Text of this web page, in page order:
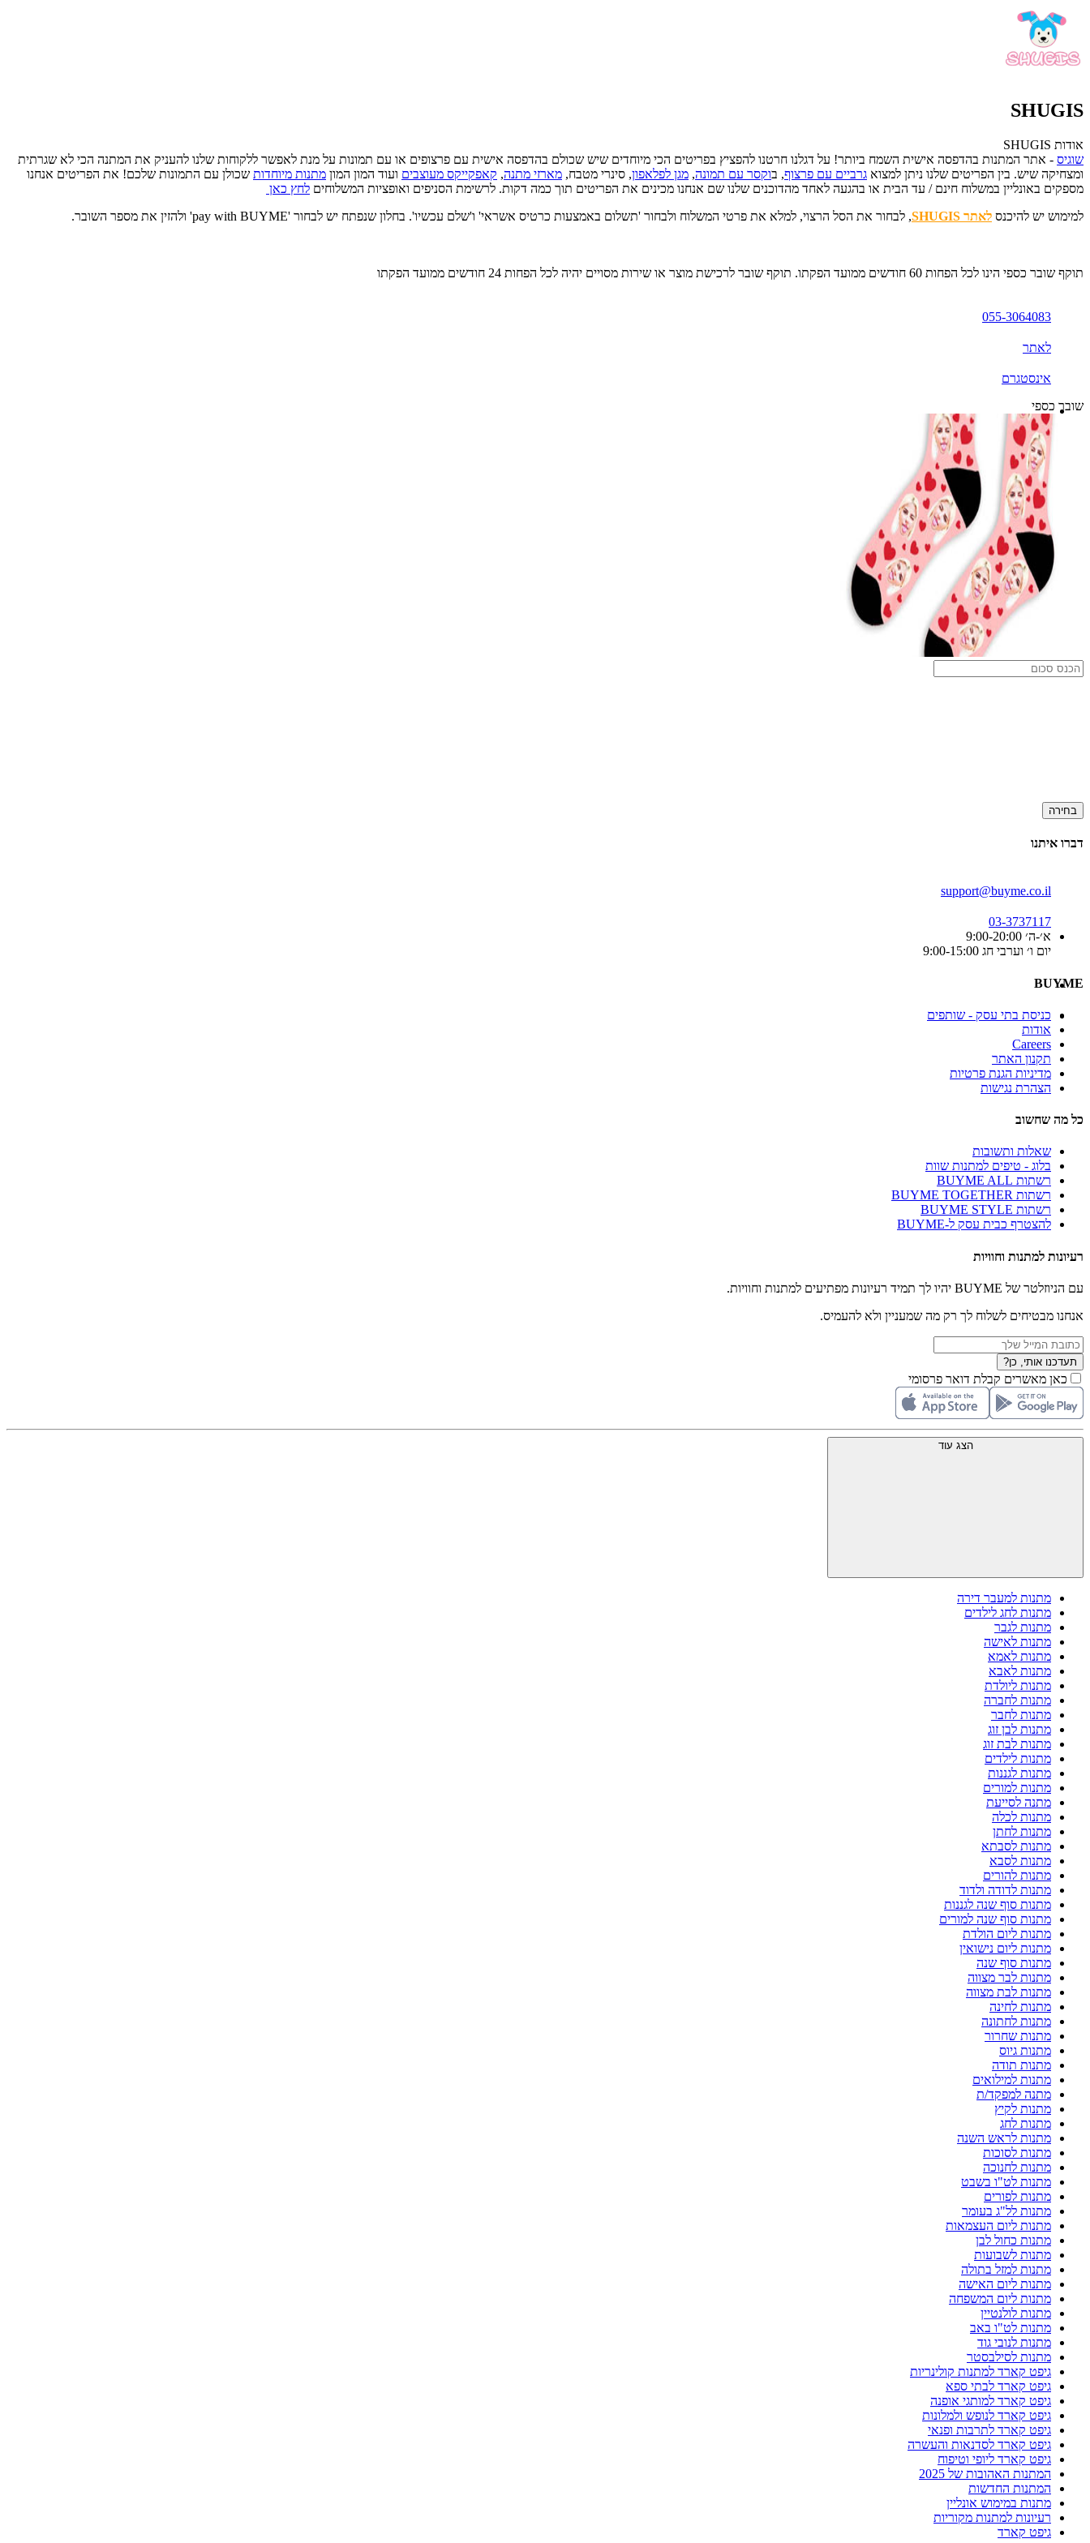
SHUGIS
אודות SHUGIS
שוגיס - אתר המתנות בהדפסה אישית השמח ביותר! על דגלנו חרטנו להפציץ בפריטים הכי מיוחדים שיש שכולם בהדפסה אישית עם פרצופים או עם תמונות על מנת לאפשר ללקוחות שלנו להעניק את המתנה הכי לא שגרתית
ומצחיקה שיש. בין הפריטים שלנו ניתן למצוא גרביים עם פרצוף, בוקסר עם תמונה, מגן לפלאפון, סינרי מטבח, מארזי מתנה, קאפקייקס מעוצבים ועוד המון המון מתנות מיוחדות שכולן עם התמונות שלכם! את הפריטים אנחנו
מספקים באונליין במשלוח חינם / עד הבית או בהגעה לאחד מהדוכנים שלנו שם אנחנו מכינים את הפריטים תוך כמה דקות. לרשימת הסניפים ואופציות המשלוחים לחץ כאן
למימוש יש להיכנס לאתר SHUGIS , לבחור את הסל הרצוי, למלא את פרטי המשלוח ולבחור 'תשלום באמצעות כרטיס אשראי' ו'שלם עכשיו'. בחלון שנפתח יש לבחור 'pay with BUYME' ולהזין את מספר השובר.
תוקף שובר כספי הינו לכל הפחות 60 חודשים ממועד הפקתו. תוקף שובר לרכישת מוצר או שירות מסויים יהיה לכל הפחות 24 חודשים ממועד הפקתו
055-3064083
לאתר
אינסטגרם
שובר כספי
בחירה
דברו איתנו
support@buyme.co.il
03-3737117
א׳-ה׳ 9:00-20:00
יום ו׳ וערבי חג 9:00-15:00
BUYME
כניסת בתי עסק - שותפים
אודות
Careers
תקנון האתר
מדיניות הגנת פרטיות
הצהרת נגישות
כל מה שחשוב
שאלות ותשובות
בלוג - טיפים למתנות שוות
רשתות BUYME ALL
רשתות BUYME TOGETHER
רשתות BUYME STYLE
להצטרף כבית עסק ל-BUYME
רעיונות למתנות וחוויות
עם הניוזלטר של BUYME יהיו לך תמיד רעיונות מפתיעים למתנות וחוויות.
אנחנו מבטיחים לשלוח לך רק מה שמעניין ולא להעמיס.
תעדכנו אותי, כן?
כאן מאשרים קבלת דואר פרסומי
הצג עוד
מתנות למעבר דירה
מתנות לחג לילדים
מתנות לגבר
מתנות לאישה
מתנות לאמא
מתנות לאבא
מתנות ליולדת
מתנות לחברה
מתנות לחבר
מתנות לבן זוג
מתנות לבת זוג
מתנות לילדים
מתנות לגננות
מתנות למורים
מתנה לסייעת
מתנות לכלה
מתנות לחתן
מתנות לסבתא
מתנות לסבא
מתנות להורים
מתנות לדודה ולדוד
מתנות סוף שנה לגננות
מתנות סוף שנה למורים
מתנות ליום הולדת
מתנות ליום נישואין
מתנות סוף שנה
מתנות לבר מצווה
מתנות לבת מצווה
מתנות לחינה
מתנות לחתונה
מתנות שחרור
מתנות גיוס
מתנות תודה
מתנות למילואים
מתנה למפקד/ת
מתנות לקיץ
מתנות לחג
מתנות לראש השנה
מתנות לסוכות
מתנות לחנוכה
מתנות לט"ו בשבט
מתנות לפורים
מתנות לל"ג בעומר
מתנות ליום העצמאות
מתנות כחול לבן
מתנות לשבועות
מתנות למזל בתולה
מתנות ליום האישה
מתנות ליום המשפחה
מתנות לולנטיין
מתנות לט"ו באב
מתנות לנובי גוד
מתנות לסילבסטר
גיפט קארד למתנות קולינריות
גיפט קארד לבתי ספא
גיפט קארד למותגי אופנה
גיפט קארד לנופש ולמלונות
גיפט קארד לתרבות ופנאי
גיפט קארד לסדנאות והעשרה
גיפט קארד ליופי וטיפוח
המתנות האהובות של 2025
המתנות החדשות
מתנות במימוש אונליין
רעיונות למתנות מקוריות
גיפט קארד